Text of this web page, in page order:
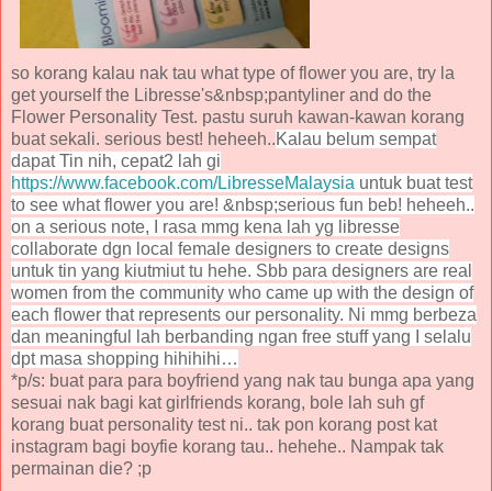
so korang kalau nak tau what type of flower you are, try la
get yourself the Libresse's&nbsp;pantyliner and do the
Flower Personality Test. pastu suruh kawan-kawan korang
buat sekali. serious best! heheeh..Kalau belum sempat
dapat Tin nih, cepat2 lah gi
https://www.facebook.com/LibresseMalaysia untuk buat test
to see what flower you are! &nbsp;serious fun beb! heheeh..
on a serious note, I rasa mmg kena lah yg libresse
collaborate dgn local female designers to create designs
untuk tin yang kiutmiut tu hehe. Sbb para designers are real
women from the community who came up with the design of
each flower that represents our personality. Ni mmg berbeza
dan meaningful lah berbanding ngan free stuff yang I selalu
dpt masa shopping hihihihi…
*p/s: buat para para boyfriend yang nak tau bunga apa yang
sesuai nak bagi kat girlfriends korang, bole lah suh gf
korang buat personality test ni.. tak pon korang post kat
instagram bagi boyfie korang tau.. hehehe.. Nampak tak
permainan die? ;p